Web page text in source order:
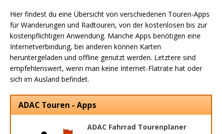
Hier findest du eine Übersicht von verschiedenen Touren-Apps
für Wanderungen und Radtouren, von der kostenlosen bis zur
kostenpflichtigen Anwendung. Manche Apps benötigen eine
Internetverbindung, bei anderen können Karten
heruntergeladen und offline genutzt werden. Letztere sind
empfehlenswert, wenn man keine Internet-Flatrate hat oder
sich im Ausland befindet.
ADAC Touren - Apps
ADAC Fahrrad Tourenplaner